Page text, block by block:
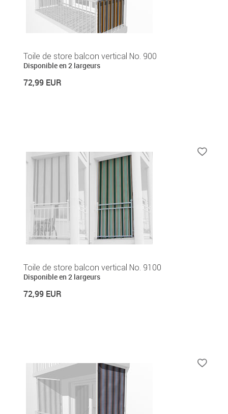
Toile de store balcon vertical No. 900
Disponible en 2 largeurs
72,99 EUR
Toile de store balcon vertical No. 9100
Disponible en 2 largeurs
72,99 EUR